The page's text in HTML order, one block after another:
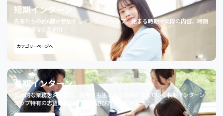
短期インターン
先輩たちの約6割が参加するインターンシップ。始まる時期や実際の内容、時期
毎の服装などを紹介！
カテゴリーページへ
長期インターン
具体的な業務を深く知り、選考にも生かせる経験が増えていく長期インターン
シップ特有の志望動機の書き方や選び方を見てみよう！